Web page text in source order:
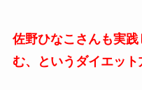
佐野ひなこさんも実
む、というダイエット